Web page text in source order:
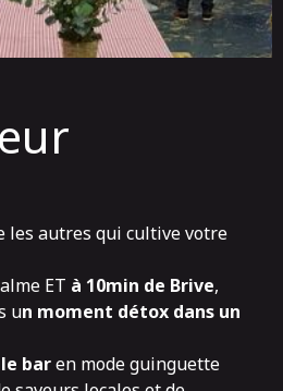
les autres qui cultive votre
ET à 10min de Brive,
un moment détox dans un
baren mode guinguette